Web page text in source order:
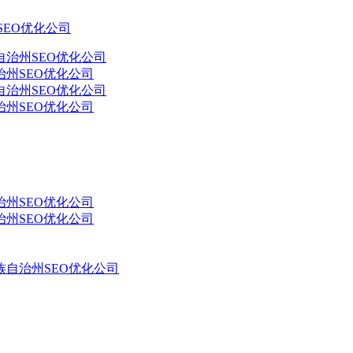
优化公司
SEO优化公司
SEO优化公司
SEO优化公司
SEO优化公司
治州SEO优化公司